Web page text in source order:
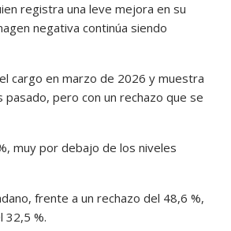
registra una leve mejora en su
negativa continúa siendo
cargo en marzo de 2026 y muestra
pero con un rechazo que se
muy por debajo de los niveles
frente a un rechazo del 48,6 %,
32,5 %.